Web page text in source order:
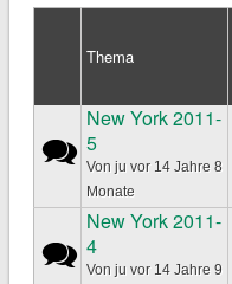
Thema
Normales Thema
New York 2011-
5
Von ju vor 14 Jahre 8
Monate
Normales Thema
New York 2011-
4
Von ju vor 14 Jahre 9